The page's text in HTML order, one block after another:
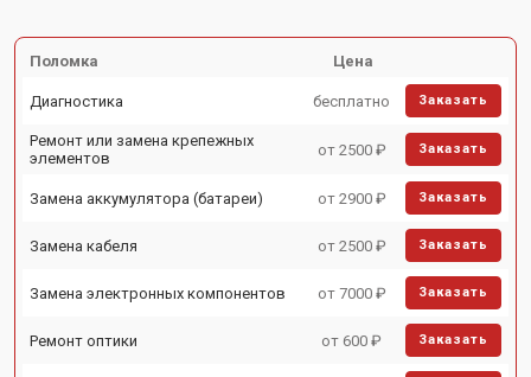
Поломка Цена
Диагностика бесплатно Заказать
Ремонт или замена крепежных
элементов
от 2500 ₽ Заказать
Замена аккумулятора (батареи) от 2900 ₽ Заказать
Замена кабеля от 2500 ₽ Заказать
Замена электронных компонентов от 7000 ₽ Заказать
Ремонт оптики от 600 ₽ Заказать